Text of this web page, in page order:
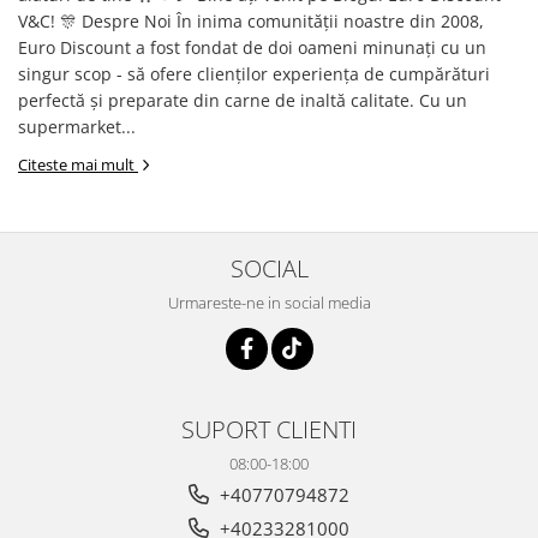
V&C! 🎊 Despre Noi În inima comunității noastre din 2008,
Euro Discount a fost fondat de doi oameni minunați cu un
singur scop - să ofere clienților experiența de cumpărături
perfectă și preparate din carne de inaltă calitate. Cu un
supermarket...
Citeste mai mult
SOCIAL
Urmareste-ne in social media
SUPORT CLIENTI
08:00-18:00
+40770794872
+40233281000